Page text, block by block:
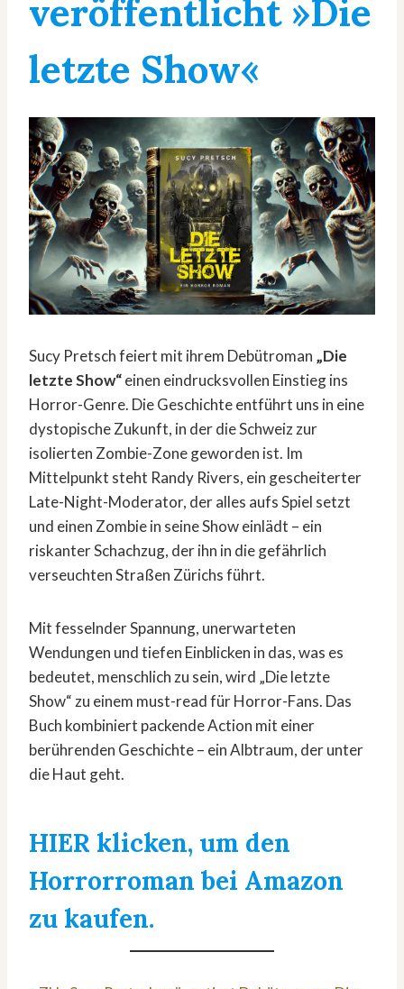
veröffentlicht »Die
letzte Show«
Sucy Pretsch feiert mit ihrem Debütroman „Die
letzte Show“einen eindrucksvollen Einstieg ins
Horror-Genre. Die Geschichte entführt uns in eine
dystopische Zukunft, in der die Schweiz zur
isolierten Zombie-Zone geworden ist. Im
Mittelpunkt steht Randy Rivers, ein gescheiterter
Late-Night-Moderator, der alles aufs Spiel setzt
und einen Zombie in seine Show einlädt – ein
riskanter Schachzug, der ihn in die gefährlich
verseuchten Straßen Zürichs führt.
Mit fesselnder Spannung, unerwarteten
Wendungen und tiefen Einblicken in das, was es
bedeutet, menschlich zu sein, wird „Die letzte
Show“ zu einem must-read für Horror-Fans. Das
Buch kombiniert packende Action mit einer
berührenden Geschichte – ein Albtraum, der unter
die Haut geht.
HIER klicken, um den
Horrorroman bei Amazon
zu kaufen.